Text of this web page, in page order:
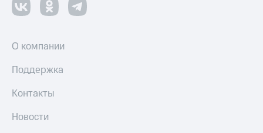
О компании
Поддержка
Контакты
Новости